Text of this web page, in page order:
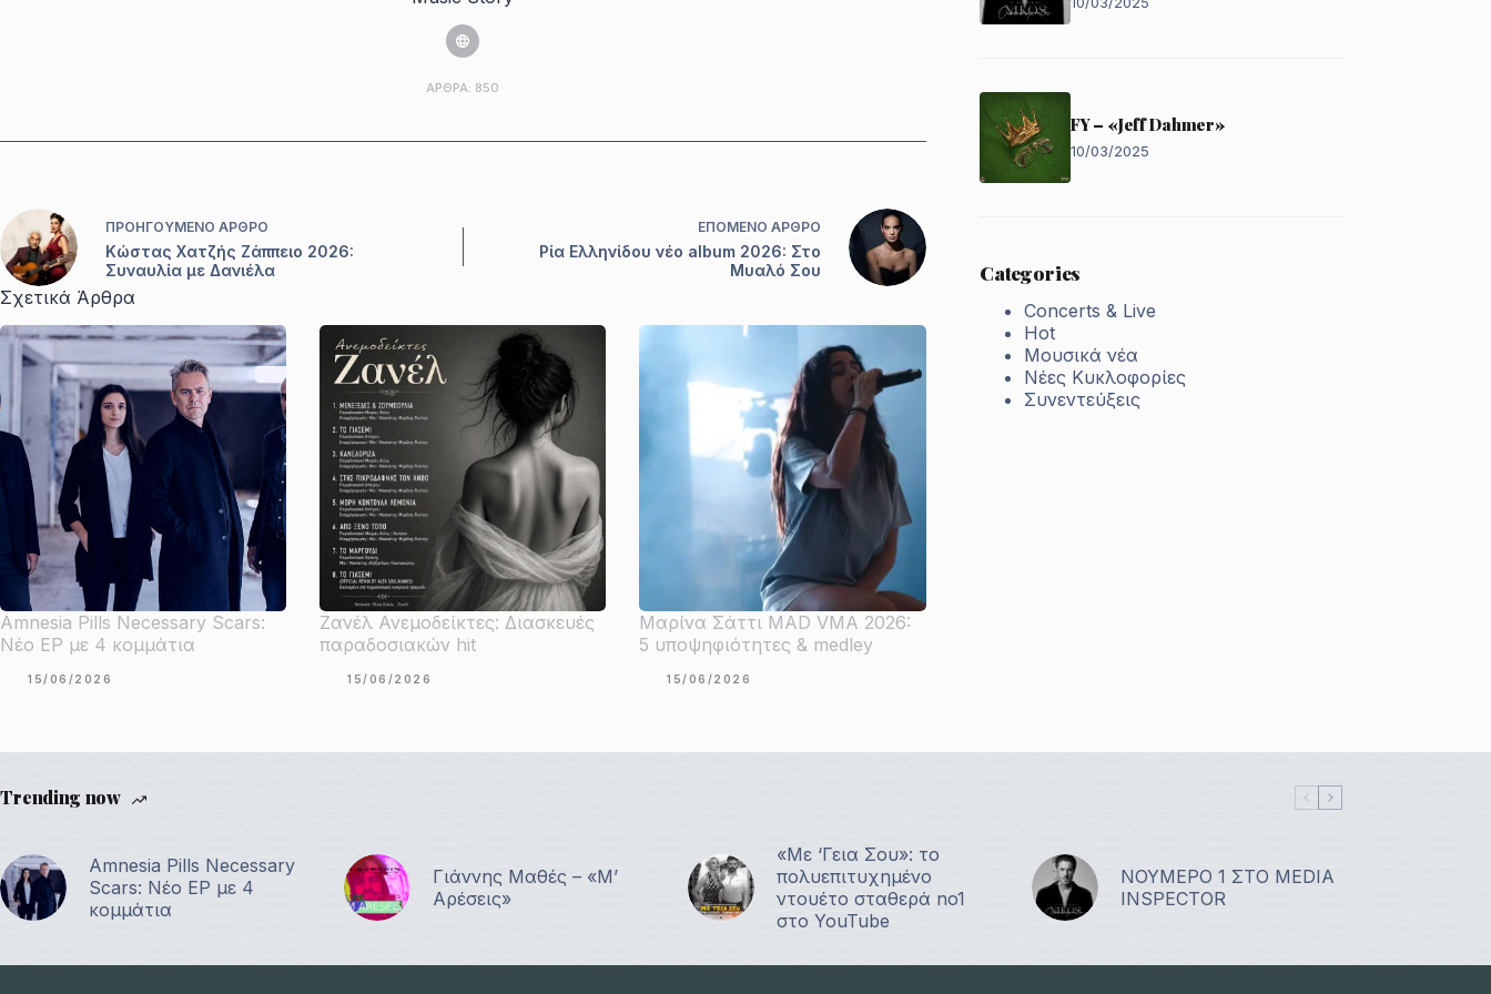
ΆΡΘΡΑ: 850
ΠΡΟΗΓΟΎΜΕΝΟ ΆΡΘΡΟ
Κώστας Χατζής Ζάππειο 2026:
Συναυλία με Δανιέλα
ΕΠΌΜΕΝΟ ΆΡΘΡΟ
Ρία Ελληνίδου νέο album 2026: Στο
Μυαλό Σου
Σχετικά Άρθρα
Amnesia Pills Necessary Scars:
Νέο EP με 4 κομμάτια
15/06/2026
Ζανέλ Ανεμοδείκτες: Διασκευές
παραδοσιακών hit
15/06/2026
Μαρίνα Σάττι MAD VMA 2026:
5 υποψηφιότητες & medley
15/06/2026
FY – «Jeff Dahmer»
10/03/2025
Categories
Concerts & Live
Hot
Μουσικά νέα
Νέες Κυκλοφορίες
Συνεντεύξεις
Trending now
Amnesia Pills Necessary
Scars: Νέο EP με 4
κομμάτια
Γιάννης Μαθές – «Μ’
Αρέσεις»
«Με ‘Γεια Σου»: το
πολυεπιτυχημένο
ντουέτο σταθερά no1
στο YouTube
ΝΟΥΜΕΡΟ 1 ΣΤΟ MEDIA
INSPECTOR